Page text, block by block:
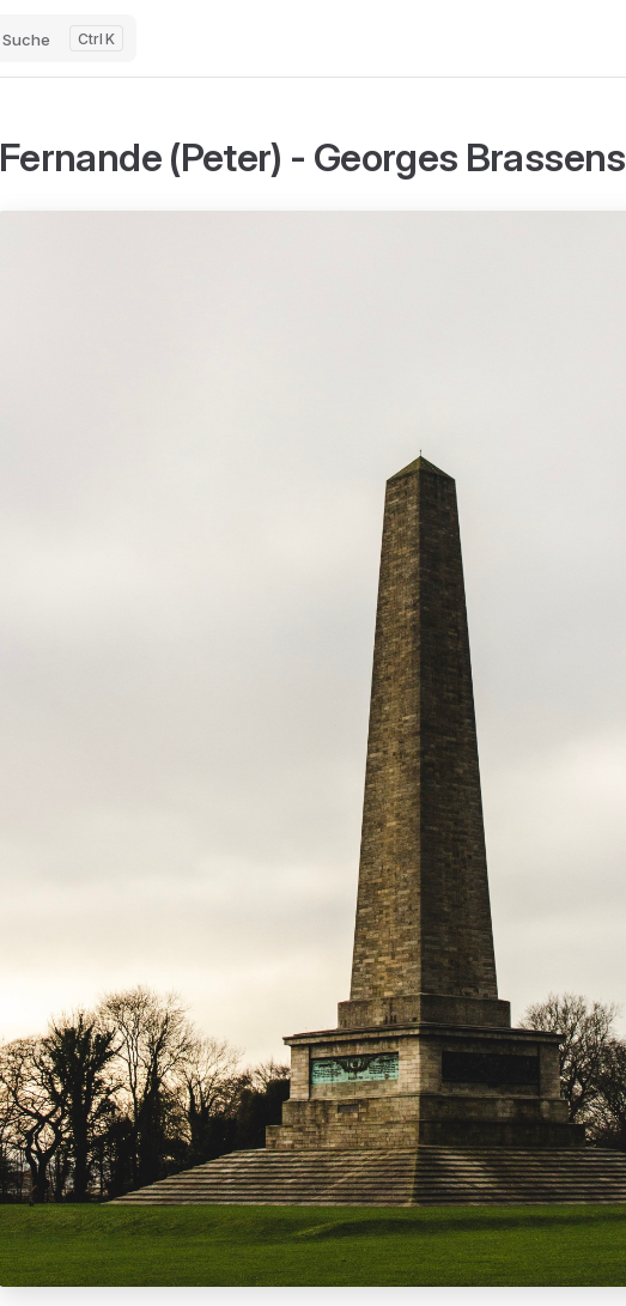
Suche K
Fernande (Peter) - Georges Brassens